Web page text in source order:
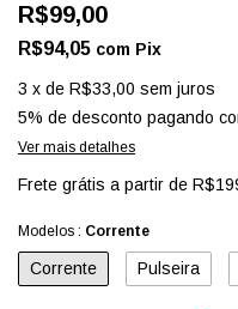
R$99,00
R$94,05 com Pix
3 x de R$33,00 sem juros
5% de desconto pagando
Ver mais detalhes
Frete grátis a partir de
Modelos : Corrente
Corrente Pulseira